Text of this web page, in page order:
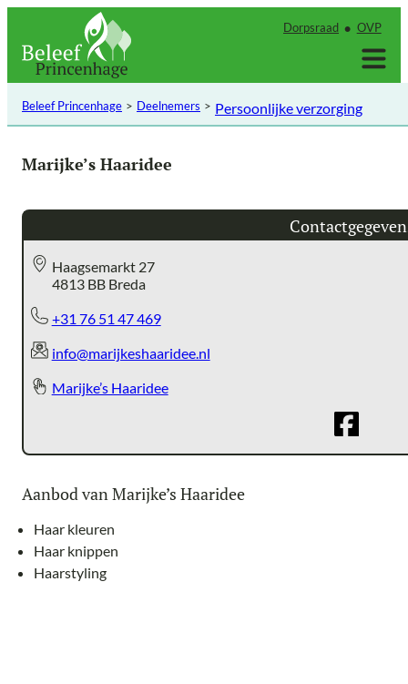
inhoud
Dorpsraad OVP
Beleef Princenhage Deelnemers Persoonlijke verzorging
Marijke’s Haaridee
Haagsemarkt 27
4813 BB Breda
+31 76 51 47 469
info@marijkeshaaridee.nl
Marijke’s Haaridee
Aanbod van Marijke’s Haaridee
Haar kleuren
Haar knippen
Haarstyling